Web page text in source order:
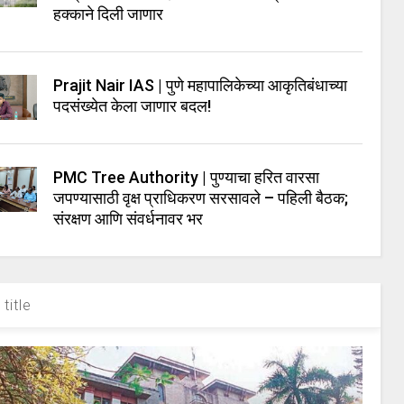
हक्काने दिली जाणार
Prajit Nair IAS | पुणे महापालिकेच्या आकृतिबंधाच्या
पदसंख्येत केला जाणार बदल!
PMC Tree Authority | पुण्याचा हरित वारसा
जपण्यासाठी वृक्ष प्राधिकरण सरसावले – पहिली बैठक;
संरक्षण आणि संवर्धनावर भर